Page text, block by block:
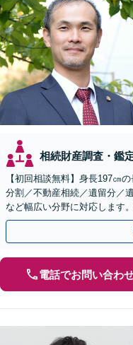
相続財産調査・鑑
【初回相談無料】身長197㎝
分割／不動産相続／遺留分／
など幅広い分野に対応します
携【出張相談】【夜間・休日
電話でお問い合わ